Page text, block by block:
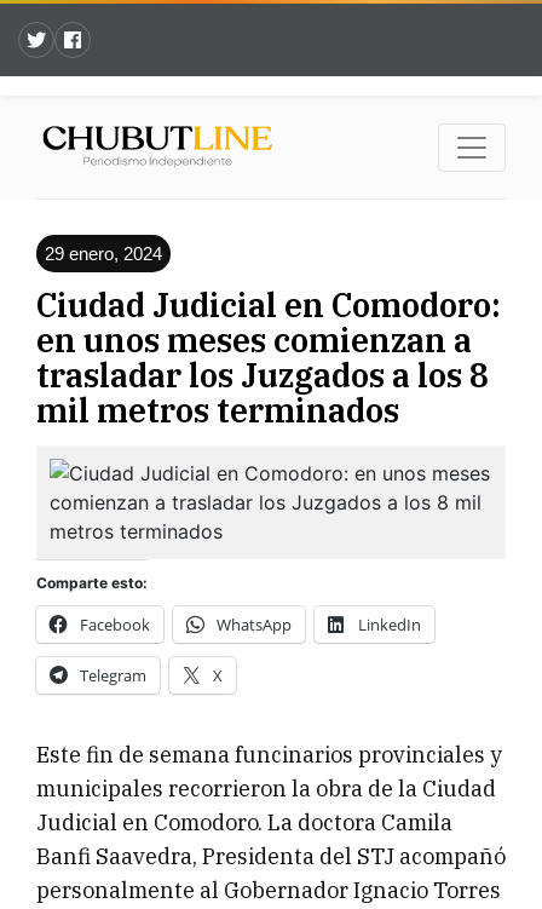
29 enero, 2024
Ciudad Judicial en Comodoro:
en unos meses comienzan a
trasladar los Juzgados a los 8
mil metros terminados
Comparte esto:
Facebook WhatsApp LinkedIn
Telegram X
Este fin de semana funcinarios provinciales y
municipales recorrieron la obra de la Ciudad
Judicial en Comodoro. La doctora Camila
Banfi Saavedra, Presidenta del STJ acompañó
personalmente al Gobernador Ignacio Torres